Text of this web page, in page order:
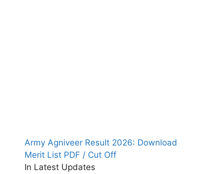
Army Agniveer Result 2026: Download
Merit List PDF / Cut Off
In Latest Updates